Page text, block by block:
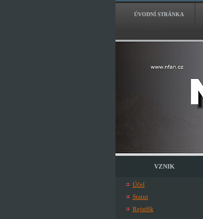
ÚVODNÍ STRÁNKA
VZNIK
Účel
Statut
Rejstřík